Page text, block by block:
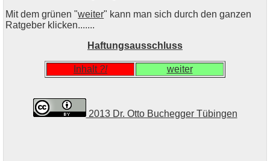
Mit dem grünen "weiter" kann man sich durch den ganzen
Ratgeber klicken.......
Haftungsausschluss
Inhalt ?! weiter
2013 Dr. Otto Buchegger Tübingen